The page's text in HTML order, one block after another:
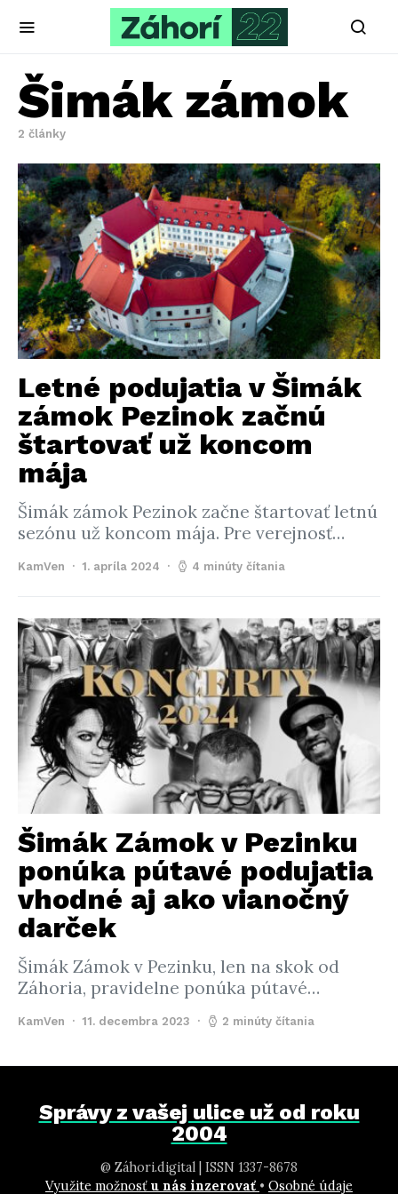
Šimák zámok
2 články
Letné podujatia v Šimák
zámok Pezinok začnú
štartovať už koncom
mája
Šimák zámok Pezinok začne štartovať letnú
sezónu už koncom mája. Pre verejnosť…
KamVen 1. apríla 2024 4 minúty čítania
Šimák Zámok v Pezinku
ponúka pútavé podujatia
vhodné aj ako vianočný
darček
Šimák Zámok v Pezinku, len na skok od
Záhoria, pravidelne ponúka pútavé…
KamVen 11. decembra 2023 2 minúty čítania
Správy z vašej ulice už od roku
2004
@ Záhori.digital | ISSN 1337-8678
Využite možnosť u nás inzerovať • Osobné údaje